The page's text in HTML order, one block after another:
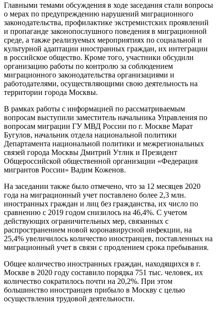
Главными темами обсуждения в ходе заседания стали вопросы
о мерах по предупреждению нарушений миграционного
законодательства, профилактике экстремистских проявлений
и пропаганде законопослушного поведения в миграционной
среде, а также реализуемых мероприятиях по социальной и
культурной адаптации иностранных граждан, их интеграции
в российское общество. Кроме того, участники обсудили
организацию работы по контролю за соблюдением
миграционного законодательства организациями и
работодателями, осуществляющими свою деятельность на
территории города Москвы.
В рамках работы с информацией по рассматриваемым
вопросам выступили заместитель начальника Управления по
вопросам миграции ГУ МВД России по г. Москве Марат
Бугулов, начальник отдела национальной политики
Департамента национальной политики и межрегиональных
связей города Москвы Дмитрий Утлик и Президент
Общероссийской общественной организации «Федерация
мигрантов России» Вадим Коженов.
На заседании также было отмечено, что за 12 месяцев 2020
года на миграционный учет поставлено более 2,3 млн.
иностранных граждан и лиц без гражданства, их число по
сравнению с 2019 годом снизилось на 46,4%. С учетом
действующих ограничительных мер, связанных с
распространением новой коронавирусной инфекции, на
25,4% увеличилось количество иностранцев, поставленных на
миграционный учет в связи с продлением срока пребывания.
Общее количество иностранных граждан, находящихся в г.
Москве в 2020 году составило порядка 751 тыс. человек, их
количество сократилось почти на 20,2%. При этом
большинство иностранцев прибыло в Москву с целью
осуществления трудовой деятельности.